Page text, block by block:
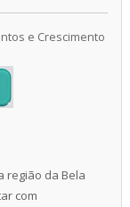
e Crescimento
região da Bela
com